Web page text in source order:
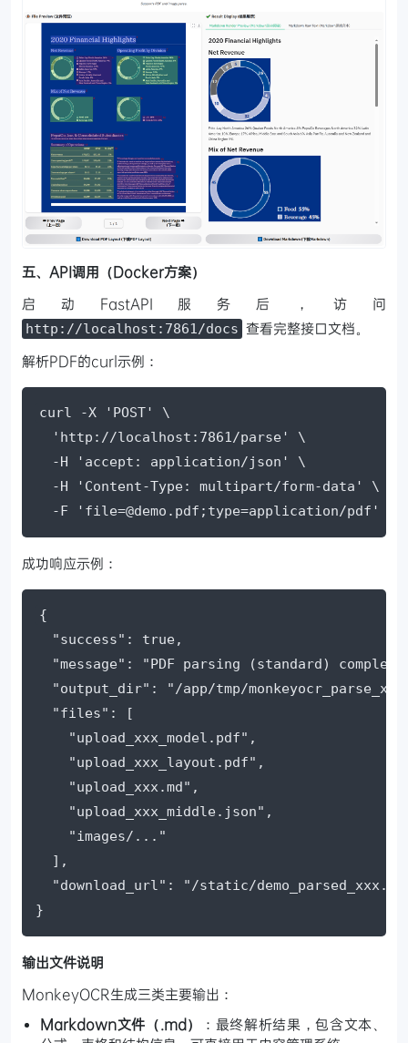
五、API调用（Docker方案）
启动FastAPI服务后，访问
http://localhost:7861/docs 查看完整接口文档。
解析PDF的curl示例：
curl -X 'POST' \
  'http://localhost:7861/parse' \
  -H 'accept: application/json' \
  -H 'Content-Type: multipart/form-data' \
  -F 'file=@demo.pdf;type=application/pdf'
成功响应示例：
{
  "success": true,
"message": "PDF parsing (standard)
"output_dir": "/app/tmp/
  "files": [
    "upload_xxx_model.pdf",
    "upload_xxx_layout.pdf",
    "upload_xxx.md",
    "upload_xxx_middle.json",
    "images/..."
  ],
"download_url": "/static/
}
输出文件说明
MonkeyOCR生成三类主要输出：
Markdown文件（.md）
：最终解析结果，包含文本、